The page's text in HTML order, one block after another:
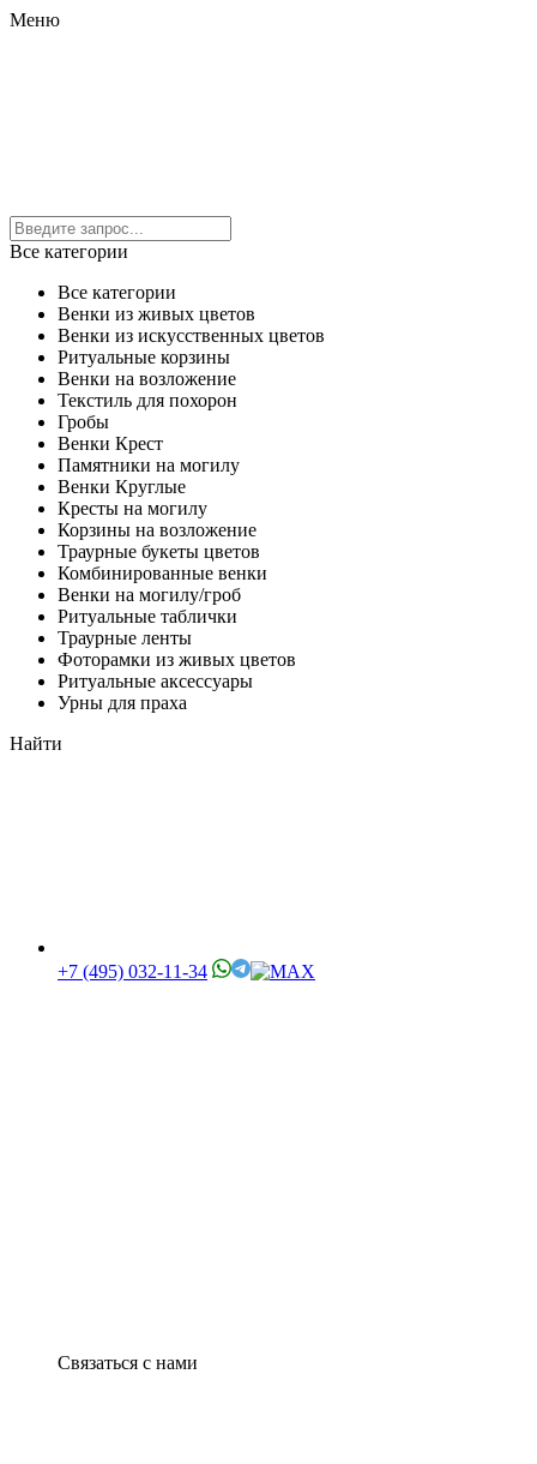
Меню
Все категории
Все категории
Венки из живых цветов
Венки из искусственных цветов
Ритуальные корзины
Венки на возложение
Текстиль для похорон
Гробы
Венки Крест
Памятники на могилу
Венки Круглые
Кресты на могилу
Корзины на возложение
Траурные букеты цветов
Комбинированные венки
Венки на могилу/гроб
Ритуальные таблички
Траурные ленты
Фоторамки из живых цветов
Ритуальные аксессуары
Урны для праха
Найти
+7 (495) 032-11-34
Связаться с нами